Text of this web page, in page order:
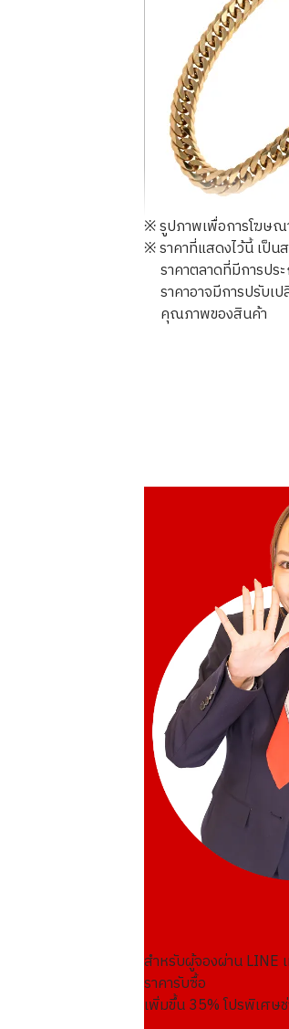
18K gold (K18) Kihei
18K gold (K18) Kihei
201.2g
ราคารับซื้ออ้างอิง
※ รูปภาพเพื่อการโฆษณ
※ ราคาที่แสดงไว้นี้ เป็
ราคาตลาดที่มีการปร
ราคาอาจมีการปรับเ
คุณภาพของสินค้า
สำหรับผู้จองผ่าน LINE
ราคารับซื้อ
เพิ่มขึ้น35% โปรพิเศษ